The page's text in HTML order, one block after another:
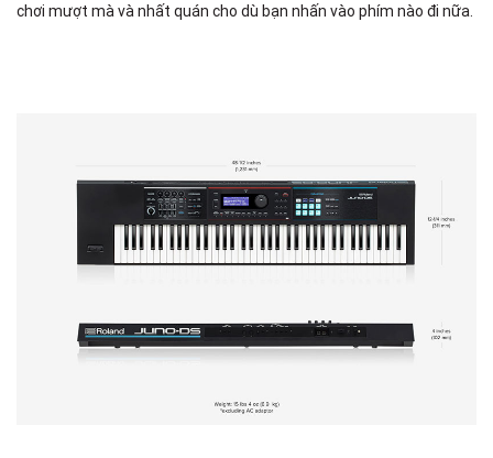
chơi mượt mà và nhất quán cho dù bạn nhấn vào phím nào đi nữa.